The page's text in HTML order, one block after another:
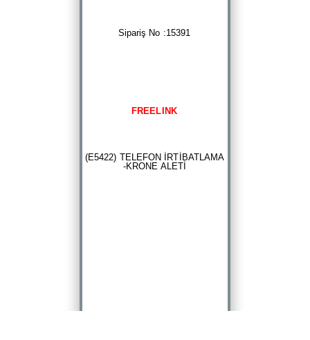
Sipariş No :15391
FREELINK
(E5422) TELEFON İRTİBATLAMA
-KRONE ALETİ